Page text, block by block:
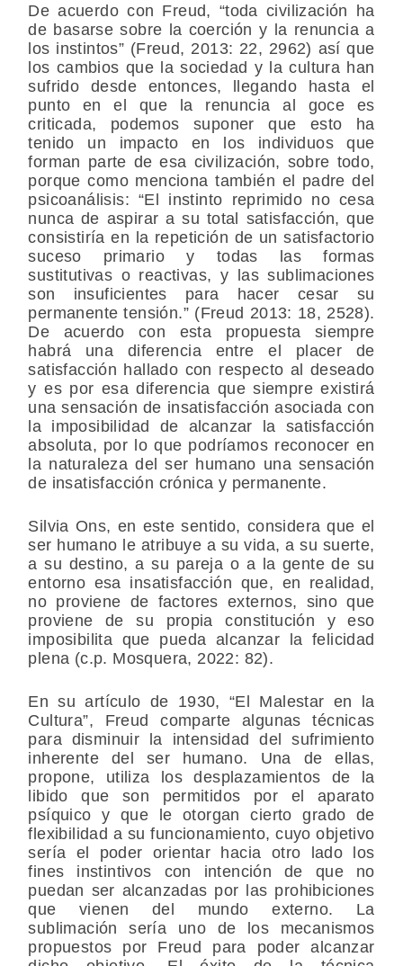
De acuerdo con Freud, “toda civilización ha
de basarse sobre la coerción y la renuncia a
los instintos” (Freud, 2013: 22, 2962) así que
los cambios que la sociedad y la cultura han
sufrido desde entonces, llegando hasta el
punto en el que la renuncia al goce es
criticada, podemos suponer que esto ha
tenido un impacto en los individuos que
forman parte de esa civilización, sobre todo,
porque como menciona también el padre del
psicoanálisis: “El instinto reprimido no cesa
nunca de aspirar a su total satisfacción, que
consistiría en la repetición de un satisfactorio
suceso primario y todas las formas
sustitutivas o reactivas, y las sublimaciones
son insuficientes para hacer cesar su
permanente tensión.” (Freud 2013: 18, 2528).
De acuerdo con esta propuesta siempre
habrá una diferencia entre el placer de
satisfacción hallado con respecto al deseado
y es por esa diferencia que siempre existirá
una sensación de insatisfacción asociada con
la imposibilidad de alcanzar la satisfacción
absoluta, por lo que podríamos reconocer en
la naturaleza del ser humano una sensación
de insatisfacción crónica y permanente.
Silvia Ons, en este sentido, considera que el
ser humano le atribuye a su vida, a su suerte,
a su destino, a su pareja o a la gente de su
entorno esa insatisfacción que, en realidad,
no proviene de factores externos, sino que
proviene de su propia constitución y eso
imposibilita que pueda alcanzar la felicidad
plena (c.p. Mosquera, 2022: 82).
En su artículo de 1930, “El Malestar en la
Cultura”, Freud comparte algunas técnicas
para disminuir la intensidad del sufrimiento
inherente del ser humano. Una de ellas,
propone, utiliza los desplazamientos de la
libido que son permitidos por el aparato
psíquico y que le otorgan cierto grado de
flexibilidad a su funcionamiento, cuyo objetivo
sería el poder orientar hacia otro lado los
fines instintivos con intención de que no
puedan ser alcanzadas por las prohibiciones
que vienen del mundo externo. La
sublimación sería uno de los mecanismos
propuestos por Freud para poder alcanzar